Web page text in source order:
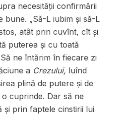
necesității confirmării
bune. „Să-L iubim şi să-L
atât prin cuvînt, cît şi
puterea şi cu toată
ne întărim în fiecare zi
a Crezului, luînd
plină de putere şi de
cuprinde. Dar să ne
și prin faptele cinstirii lui